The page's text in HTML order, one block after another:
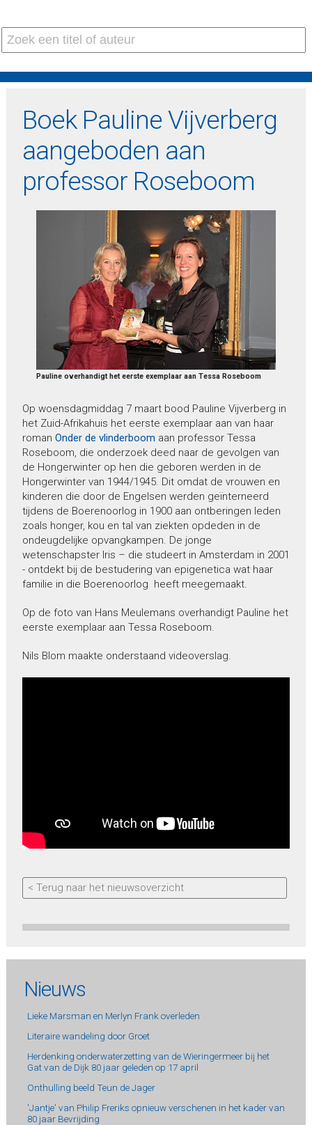
Boek Pauline Vijverberg
aangeboden aan
professor Roseboom
Pauline overhandigt het eerste exemplaar aan Tessa Roseboom
Op woensdagmiddag 7 maart bood Pauline Vijverberg in
het Zuid-Afrikahuis het eerste exemplaar aan van haar
roman Onder de vlinderboom aan professor Tessa
Roseboom, die onderzoek deed naar de gevolgen van
de Hongerwinter op hen die geboren werden in de
Hongerwinter van 1944/1945. Dit omdat de vrouwen en
kinderen die door de Engelsen werden geïnterneerd
tijdens de Boerenoorlog in 1900 aan ontberingen leden
zoals honger, kou en tal van ziekten opdeden in de
ondeugdelijke opvangkampen. De jonge
wetenschapster Iris – die studeert in Amsterdam in 2001
- ontdekt bij de bestudering van epigenetica wat haar
familie in die Boerenoorlog heeft meegemaakt.
Op de foto van Hans Meulemans overhandigt Pauline het
eerste exemplaar aan Tessa Roseboom.
Nils Blom maakte onderstaand videoverslag.
< Terug naar het nieuwsoverzicht
Nieuws
Lieke Marsman en Merlyn Frank overleden
Literaire wandeling door Groet
Herdenking onderwaterzetting van de Wieringermeer bij het
Gat van de Dijk 80 jaar geleden op 17 april
Onthulling beeld Teun de Jager
'Jantje' van Philip Freriks opnieuw verschenen in het kader van
80 jaar Bevrijding